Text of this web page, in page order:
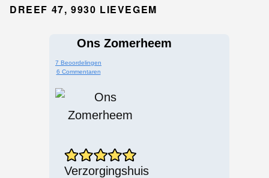
DREEF 47, 9930 LIEVEGEM
Ons Zomerheem
7 Beoordelingen
6 Commentaren
Verzorgingshuis